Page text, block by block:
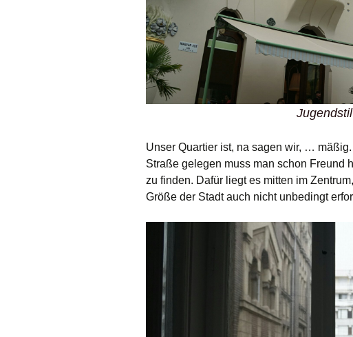
Unser Quartier ist, na sagen wir, …
Straße gelegen muss man schon Freund
zu finden. Dafür liegt es mitten im
Größe der Stadt auch nicht unbedingt